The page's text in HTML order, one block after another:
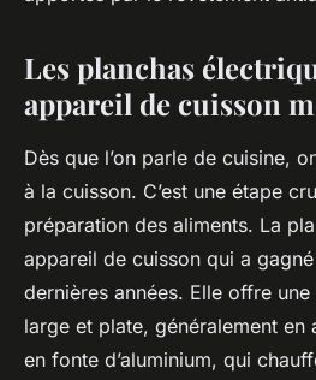
Les planchas
appareil de cuisson
Dès que l’on parle de cuisine,
à la cuisson. C’est une étape
préparation des aliments. La
appareil de cuisson qui a
dernières années. Elle offre
large et plate, généralement
en fonte d’aluminium, qui